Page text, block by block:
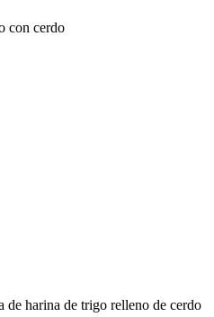
con cerdo
de harina de trigo relleno de cerdo